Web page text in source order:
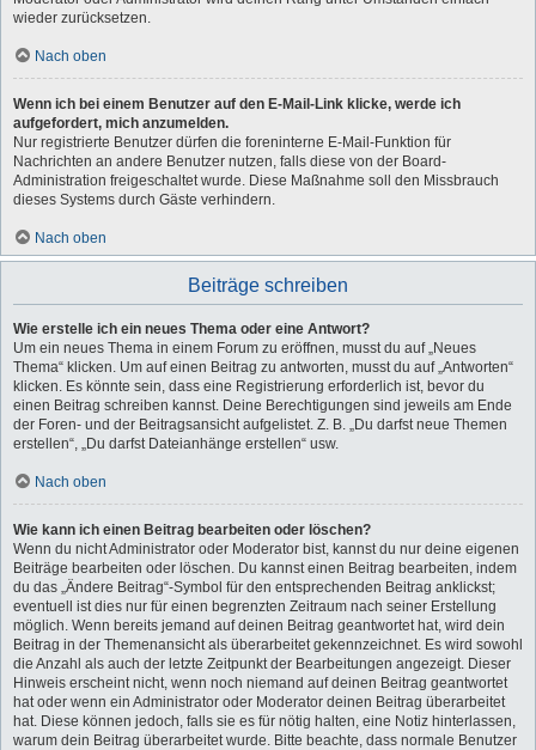
wieder zurücksetzen.
Nach oben
Wenn ich bei einem Benutzer auf den E-Mail-Link klicke, werde ich
aufgefordert, mich anzumelden.
Nur registrierte Benutzer dürfen die foreninterne E-Mail-Funktion für
Nachrichten an andere Benutzer nutzen, falls diese von der Board-
Administration freigeschaltet wurde. Diese Maßnahme soll den Missbrauch
dieses Systems durch Gäste verhindern.
Nach oben
Beiträge schreiben
Wie erstelle ich ein neues Thema oder eine Antwort?
Um ein neues Thema in einem Forum zu eröffnen, musst du auf „Neues
Thema“ klicken. Um auf einen Beitrag zu antworten, musst du auf „Antworten“
klicken. Es könnte sein, dass eine Registrierung erforderlich ist, bevor du
einen Beitrag schreiben kannst. Deine Berechtigungen sind jeweils am Ende
der Foren- und der Beitragsansicht aufgelistet. Z. B. „Du darfst neue Themen
erstellen“, „Du darfst Dateianhänge erstellen“ usw.
Nach oben
Wie kann ich einen Beitrag bearbeiten oder löschen?
Wenn du nicht Administrator oder Moderator bist, kannst du nur deine eigenen
Beiträge bearbeiten oder löschen. Du kannst einen Beitrag bearbeiten, indem
du das „Ändere Beitrag“-Symbol für den entsprechenden Beitrag anklickst;
eventuell ist dies nur für einen begrenzten Zeitraum nach seiner Erstellung
möglich. Wenn bereits jemand auf deinen Beitrag geantwortet hat, wird dein
Beitrag in der Themenansicht als überarbeitet gekennzeichnet. Es wird sowohl
die Anzahl als auch der letzte Zeitpunkt der Bearbeitungen angezeigt. Dieser
Hinweis erscheint nicht, wenn noch niemand auf deinen Beitrag geantwortet
hat oder wenn ein Administrator oder Moderator deinen Beitrag überarbeitet
hat. Diese können jedoch, falls sie es für nötig halten, eine Notiz hinterlassen,
warum dein Beitrag überarbeitet wurde. Bitte beachte, dass normale Benutzer